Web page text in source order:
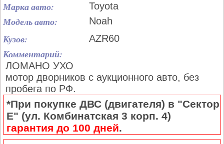
Марка авто: Toyota
Модель авто: Noah
Кузов: AZR60
Комментарий:
ЛОМАНО УХО
мотор дворников с аукционного авто, без
пробега по РФ.
*При покупке ДВС (двигателя) в "Сектор
Е" (ул. Комбинатская 3 корп. 4)
гарантия до 100 дней.